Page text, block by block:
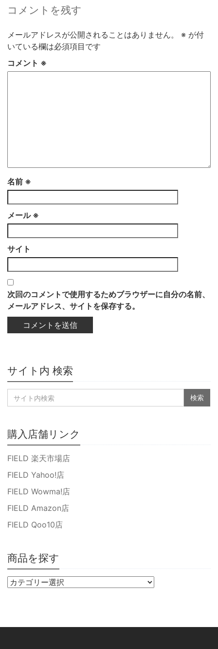
コメントを残す
メールアドレスが公開されることはありません。 ※ が付
いている欄は必須項目です
コメント ※
名前 ※
メール ※
サイト
次回のコメントで使用するためブラウザーに自分の名前、
メールアドレス、サイトを保存する。
サイト内 検索
購入店舗リンク
FIELD 楽天市場店
FIELD Yahoo!店
FIELD Wowma!店
FIELD Amazon店
FIELD Qoo10店
商品を探す